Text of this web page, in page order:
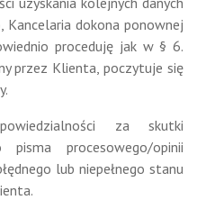
dokona ponownej
proceduję jak w § 6.
przez Klienta, poczytuje się
za skutki
pisma procesowego/opinii
lub niepełnego stanu